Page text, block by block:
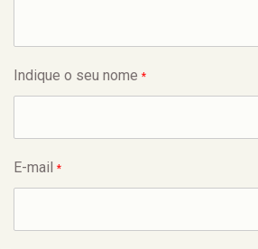
Indique o seu nome *
E-mail *